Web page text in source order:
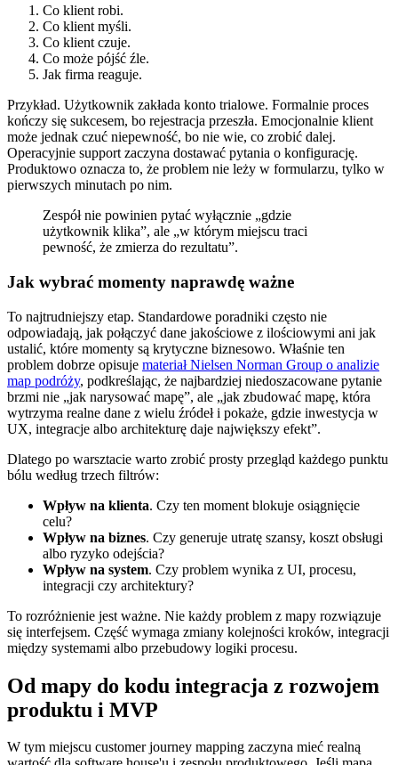
Co klient robi.
Co klient myśli.
Co klient czuje.
Co może pójść źle.
Jak firma reaguje.
Przykład. Użytkownik zakłada konto trialowe. Formalnie proces
kończy się sukcesem, bo rejestracja przeszła. Emocjonalnie klient
może jednak czuć niepewność, bo nie wie, co zrobić dalej.
Operacyjnie support zaczyna dostawać pytania o konfigurację.
Produktowo oznacza to, że problem nie leży w formularzu, tylko w
pierwszych minutach po nim.
Zespół nie powinien pytać wyłącznie „gdzie
użytkownik klika”, ale „w którym miejscu traci
pewność, że zmierza do rezultatu”.
Jak wybrać momenty naprawdę ważne
To najtrudniejszy etap. Standardowe poradniki często nie
odpowiadają, jak połączyć dane jakościowe z ilościowymi ani jak
ustalić, które momenty są krytyczne biznesowo. Właśnie ten
problem dobrze opisuje materiał Nielsen Norman Group o analizie
map podróży, podkreślając, że najbardziej niedoszacowane pytanie
brzmi nie „jak narysować mapę”, ale „jak zbudować mapę, która
wytrzyma realne dane z wielu źródeł i pokaże, gdzie inwestycja w
UX, integracje albo architekturę daje największy efekt”.
Dlatego po warsztacie warto zrobić prosty przegląd każdego punktu
bólu według trzech filtrów:
Wpływ na klienta. Czy ten moment blokuje osiągnięcie
celu?
Wpływ na biznes. Czy generuje utratę szansy, koszt obsługi
albo ryzyko odejścia?
Wpływ na system. Czy problem wynika z UI, procesu,
integracji czy architektury?
To rozróżnienie jest ważne. Nie każdy problem z mapy rozwiązuje
się interfejsem. Część wymaga zmiany kolejności kroków, integracji
między systemami albo przebudowy logiki procesu.
Od mapy do kodu integracja z rozwojem
produktu i MVP
W tym miejscu customer journey mapping zaczyna mieć realną